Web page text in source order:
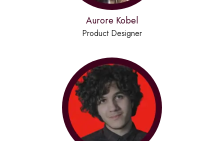
Aurore Kobel
Product Designer